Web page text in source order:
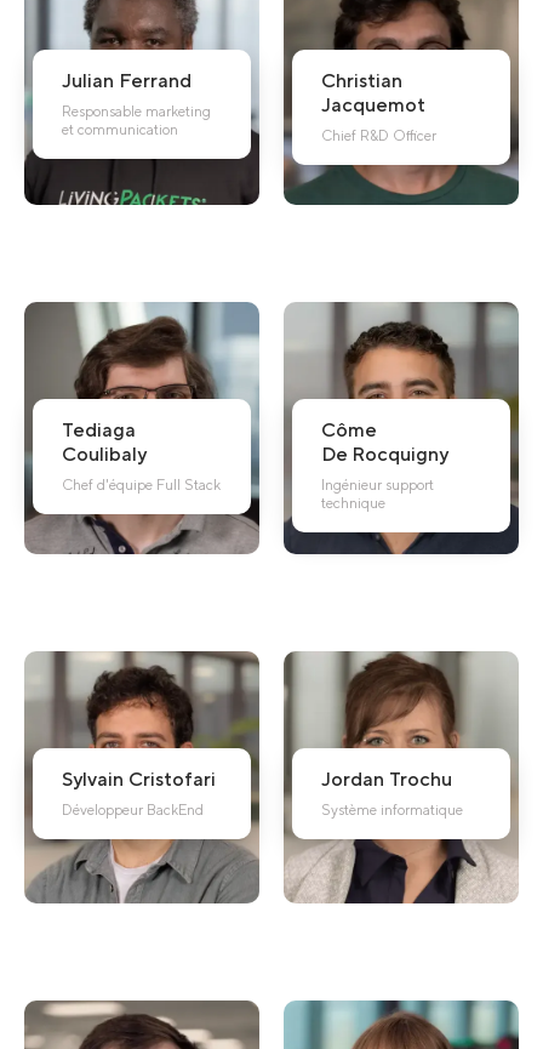
Julian Ferrand
Responsable marketing
et communication
Christian
Jacquemot
Chief R&D Officer
Tediaga
Coulibaly
Chef d'équipe Full Stack
Côme
De Rocquigny
Ingénieur support
technique
Sylvain Cristofari
Développeur BackEnd
Jordan Trochu
Système informatique